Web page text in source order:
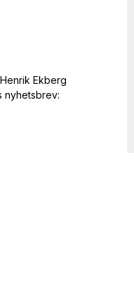
Ekberg
nyhetsbrev: